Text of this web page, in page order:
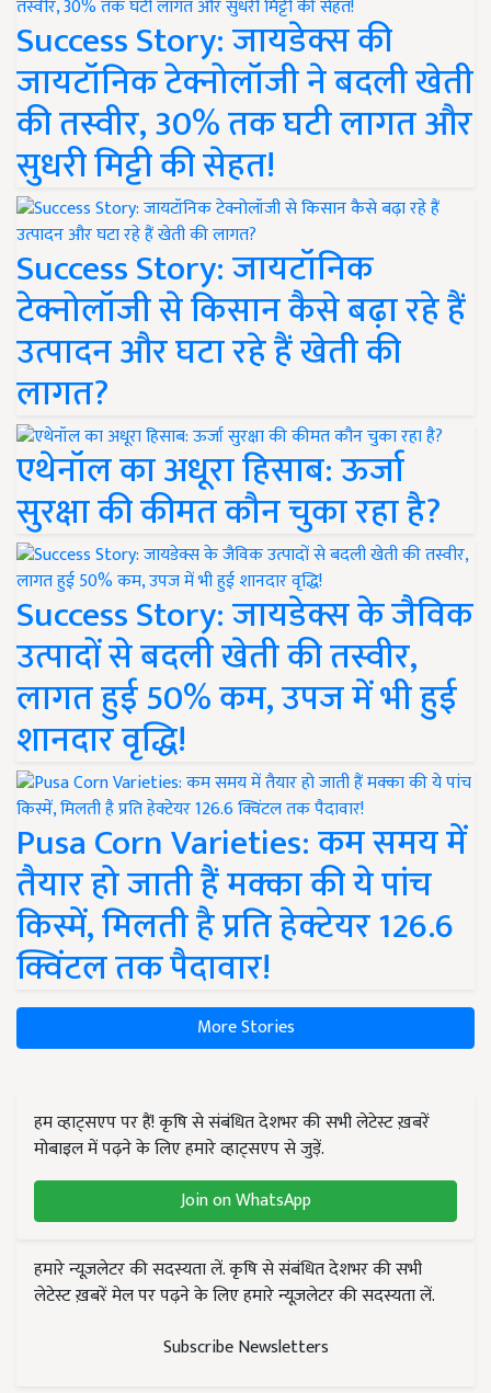
Success Story: जायडेक्स की
जायटॉनिक टेक्नोलॉजी ने बदली खेती
की तस्वीर, 30% तक घटी लागत और
सुधरी मिट्टी की सेहत!
Success Story: जायटॉनिक
टेक्नोलॉजी से किसान कैसे बढ़ा रहे हैं
उत्पादन और घटा रहे हैं खेती की
लागत?
एथेनॉल का अधूरा हिसाब: ऊर्जा
सुरक्षा की कीमत कौन चुका रहा है?
Success Story: जायडेक्स के जैविक
उत्पादों से बदली खेती की तस्वीर,
लागत हुई 50% कम, उपज में भी हुई
शानदार वृद्धि!
Pusa Corn Varieties: कम समय में
तैयार हो जाती हैं मक्का की ये पांच
किस्में, मिलती है प्रति हेक्टेयर 126.6
क्विंटल तक पैदावार!
More Stories
हम व्हाट्सएप पर हैं! कृषि से संबंधित देशभर की सभी लेटेस्ट ख़बरें
मोबाइल में पढ़ने के लिए हमारे व्हाट्सएप से जुड़ें.
Join on WhatsApp
हमारे न्यूज़लेटर की सदस्यता लें. कृषि से संबंधित देशभर की सभी
लेटेस्ट ख़बरें मेल पर पढ़ने के लिए हमारे न्यूज़लेटर की सदस्यता लें.
Subscribe Newsletters